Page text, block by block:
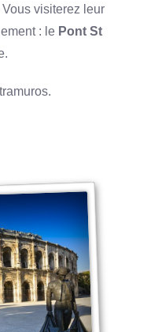
visiterez leur
: le Pont St